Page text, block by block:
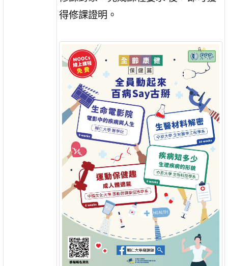
得修課證明。